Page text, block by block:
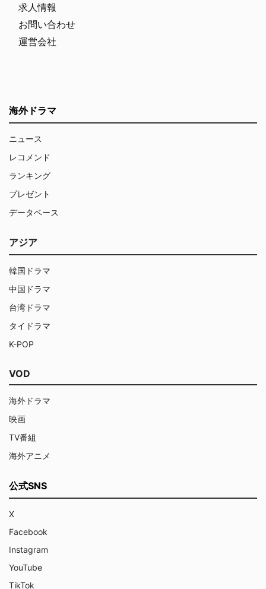
求人情報
お問い合わせ
運営会社
海外ドラマ
ニュース
レコメンド
ランキング
プレゼント
データベース
アジア
韓国ドラマ
中国ドラマ
台湾ドラマ
タイドラマ
K-POP
VOD
海外ドラマ
映画
TV番組
海外アニメ
公式SNS
X
Facebook
Instagram
YouTube
TikTok